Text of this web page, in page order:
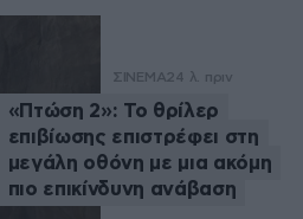
ΣΙΝΕΜΑ24 λ. πριν
«Πτώση 2»: Το θρίλερ
επιβίωσης επιστρέφει στη
μεγάλη οθόνη με μια ακόμη
πιο επικίνδυνη ανάβαση